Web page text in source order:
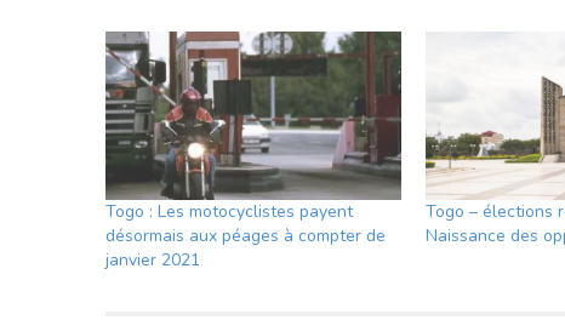
Togo : Les motocyclistes payent
désormais aux péages à compter de
janvier 2021
Togo – élections
Naissance des